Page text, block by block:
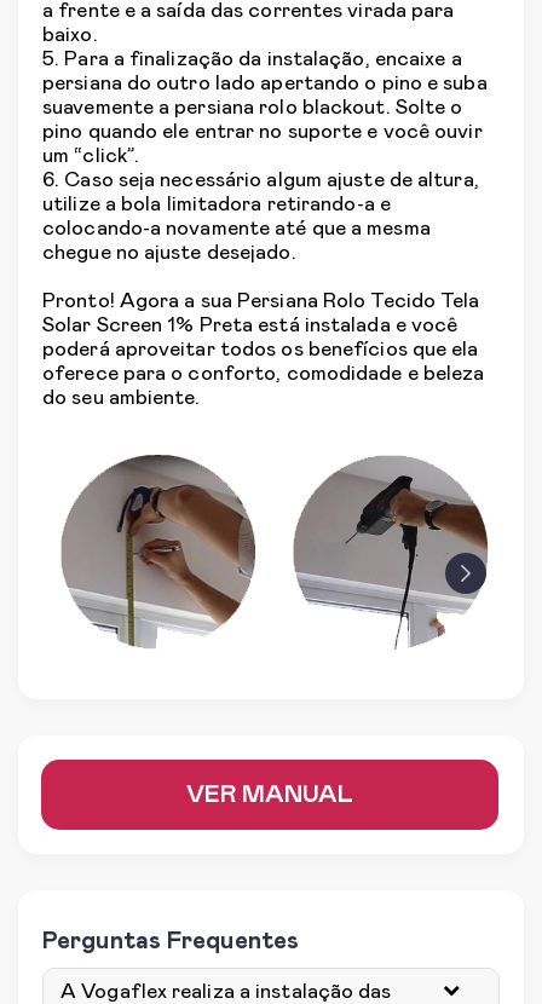
a frente e a saída das correntes virada para
baixo.
5. Para a finalização da instalação, encaixe a
persiana do outro lado apertando o pino e suba
suavemente a persiana rolo blackout. Solte o
pino quando ele entrar no suporte e você ouvir
um “click”.
6. Caso seja necessário algum ajuste de altura,
utilize a bola limitadora retirando-a e
colocando-a novamente até que a mesma
chegue no ajuste desejado.
Pronto! Agora a sua Persiana Rolo Tecido Tela
Solar Screen 1% Preta está instalada e você
poderá aproveitar todos os benefícios que ela
oferece para o conforto, comodidade e beleza
do seu ambiente.
VER MANUAL
Perguntas Frequentes
A Vogaflex realiza a instalação das